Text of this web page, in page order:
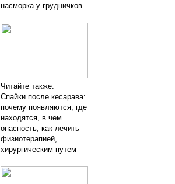
насморка у грудничков
Читайте также:
Спайки после кесарава:
почему появляются, где
находятся, в чем
опасность, как лечить
физиотерапией,
хирургическим путем